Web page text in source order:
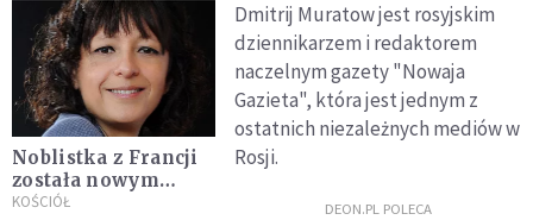
Noblistka z Francji
została nowym
członkiem
KOŚCIÓŁ
Dmitrij Muratow jest rosyjskim
dziennikarzem i redaktorem
naczelnym gazety "Nowaja
Gazieta", która jest jednym z
ostatnich niezależnych mediów w
Rosji.
DEON.PL POLECA